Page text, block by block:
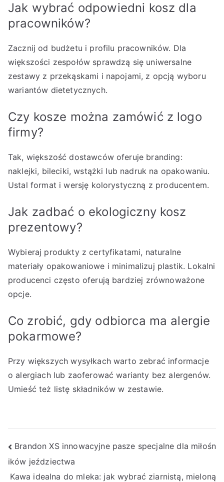
Jak wybrać odpowiedni kosz dla
pracowników?
Zacznij od budżetu i profilu pracowników. Dla
większości zespołów sprawdzą się uniwersalne
zestawy z przekąskami i napojami, z opcją wyboru
wariantów dietetycznych.
Czy kosze można zamówić z logo
firmy?
Tak, większość dostawców oferuje branding:
naklejki, bileciki, wstążki lub nadruk na opakowaniu.
Ustal format i wersję kolorystyczną z producentem.
Jak zadbać o ekologiczny kosz
prezentowy?
Wybieraj produkty z certyfikatami, naturalne
materiały opakowaniowe i minimalizuj plastik. Lokalni
producenci często oferują bardziej zrównoważone
opcje.
Co zrobić, gdy odbiorca ma alergie
pokarmowe?
Przy większych wysyłkach warto zebrać informacje
o alergiach lub zaoferować warianty bez alergenów.
Umieść też listę składników w zestawie.
Nawigacja
wpisu
Brandon XS innowacyjne pasze specjalne dla miłośn
ików jeździectwa
Kawa idealna do mleka: jak wybrać ziarnistą, mieloną